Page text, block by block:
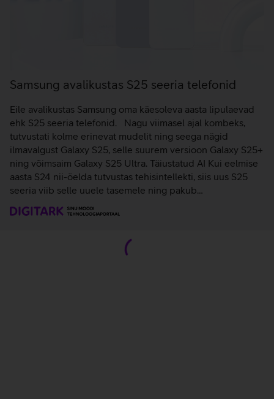
Samsung avalikustas S25 seeria telefonid
Eile avalikustas Samsung oma käesoleva aasta lipulaevad
ehk S25 seeria telefonid. Nagu viimasel ajal kombeks,
tutvustati kolme erinevat mudelit ning seega nägid
ilmavalgust Galaxy S25, selle suurem versioon Galaxy S25+
ning võimsaim Galaxy S25 Ultra. Täiustatud AI Kui eelmise
aasta S24 nii-öelda tutvustas tehisintellekti, siis uus S25
seeria viib selle uuele tasemele ning pakub…